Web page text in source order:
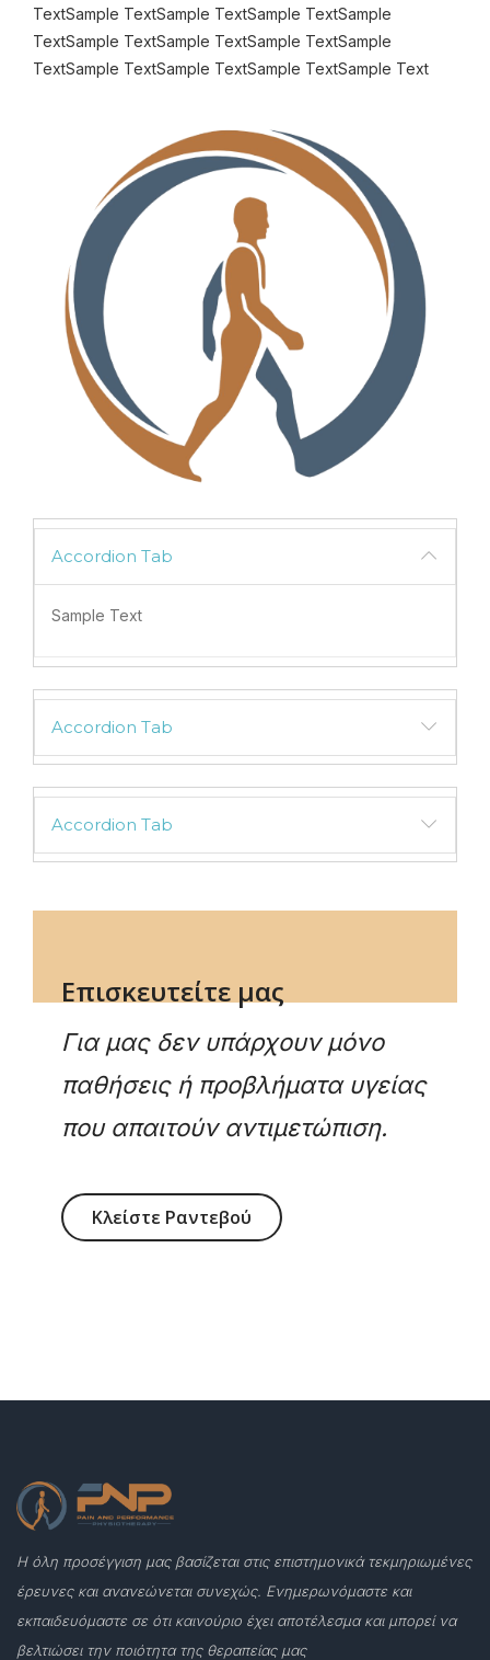
TextSample TextSample TextSample TextSample
TextSample TextSample TextSample TextSample
TextSample TextSample TextSample TextSample Text
Accordion Tab
Sample Text
Accordion Tab
Accordion Tab
Επισκευτείτε μας
Για μας δεν υπάρχουν μόνο
παθήσεις ή προβλήματα υγείας
που απαιτούν αντιμετώπιση.
Κλείστε Ραντεβού
Η όλη προσέγγιση μας βασίζεται στις επιστημονικά τεκμηριωμένες
έρευνες και ανανεώνεται συνεχώς. Ενημερωνόμαστε και
εκπαιδευόμαστε σε ότι καινούριο έχει αποτέλεσμα και μπορεί να
βελτιώσει την ποιότητα της θεραπείας μας